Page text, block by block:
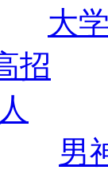
大
男